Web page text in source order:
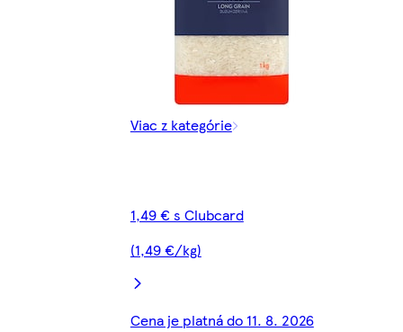
Viac z kategórie
1,49 € s Clubcard
(1,49 €/kg)
Cena je platná do 11. 8. 2026